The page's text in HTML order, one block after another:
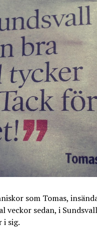
som Tomas,
sedan, i
i sig.